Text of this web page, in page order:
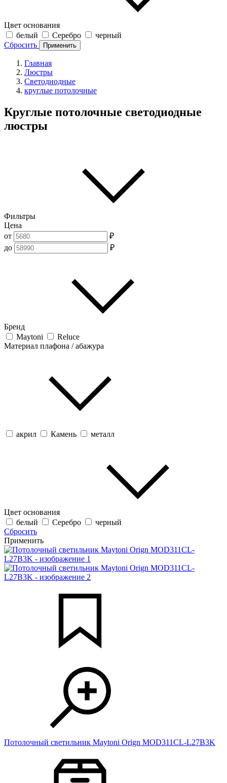
Цвет основания
белый
Серебро
черный
Сбросить
Применить
Главная
Люстры
Светодиодные
круглые потолочные
Круглые потолочные светодиодные
люстры
Фильтры
Цена
от
₽
до
₽
Бренд
Maytoni
Reluce
Материал плафона / абажура
акрил Камень металл
Цвет основания
белый
Серебро
черный
Сбросить
Применить
Потолочный светильник Maytoni Orign MOD311CL-L27B3K